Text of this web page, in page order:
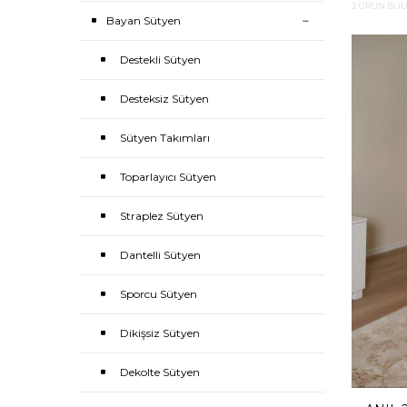
Bayan Sütyen
Destekli Sütyen
Desteksiz Sütyen
Sütyen Takımları
Toparlayıcı Sütyen
Straplez Sütyen
Dantelli Sütyen
Sporcu Sütyen
Dikişsiz Sütyen
Dekolte Sütyen
Sütyen
tercih
2 ÜRÜN